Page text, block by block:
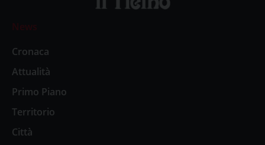
News
Cronaca
Attualità
Primo Piano
Territorio
Città